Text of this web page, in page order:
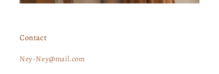
Contact
Ney-Ney@mail.com